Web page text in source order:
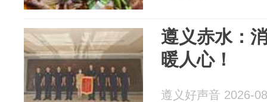
遵义赤水：
暖人心！
遵义好声音 2026-